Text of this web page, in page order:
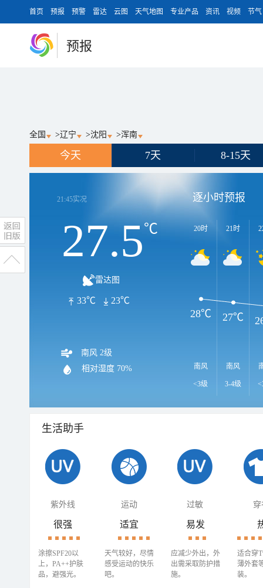
首页 预报 预警 雷达 云图 天气地图 专业产品 资讯 视频 节气
预报
全国 >辽宁 >沈阳 >浑南
今天 7天 8-15天
21:45实况
27.5℃
雷达图
33℃ 23℃
南风 2级
相对湿度 70%
逐小时预报
20时
南风
<3级
21时
南风
3-4级
28℃ 27℃
生活助手
紫外线 运动 过敏 穿
很强
涂擦SPF20以
上，PA++护肤
品，避强光。
适宜
天气较好，尽情
感受运动的快乐
吧。
易发
应减少外出，外
出需采取防护措
施。
适合穿
薄外套
装。